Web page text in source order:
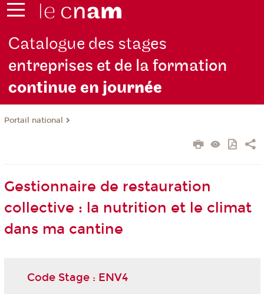
Catalogue des stages
entreprises et de la formation
continue en journée
Portail national
Gestionnaire de restauration
collective : la nutrition et le climat
dans ma cantine
Code Stage : ENV4